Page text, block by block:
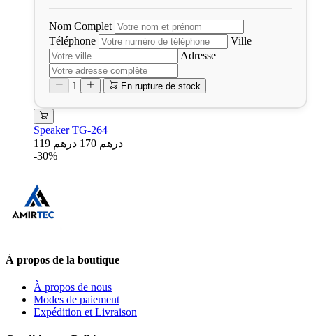
Nom Complet
Téléphone
Ville
Adresse
1 En rupture de stock
Speaker TG-264
119 درهم 170 درهم
-30%
À propos de la boutique
À propos de nous
Modes de paiement
Expédition et Livraison